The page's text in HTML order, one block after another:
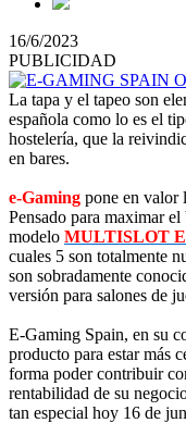
16/6/2023
PUBLICIDAD
La tapa y el tapeo son
española como lo es el
hostelería, que la
en bares.
e-Gaming pone en valor
Pensado para maximar
modelo MULTISLOT
cuales 5 son totalmente
son sobradamente
versión para salones de
E-Gaming Spain, en su
producto para estar más
forma poder contribuir
rentabilidad de su
tan especial hoy 16 de